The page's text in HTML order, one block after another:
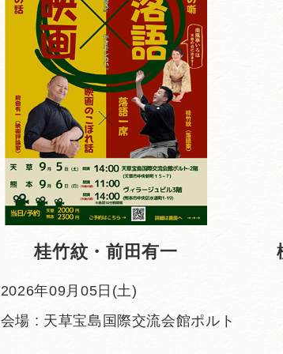
桂竹紋・前田有一
2026年09月05日(土)
会場 : 天草宝島国際交流会館ポルト